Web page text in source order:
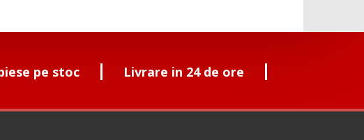
pe stoc Livrare in 24 de ore